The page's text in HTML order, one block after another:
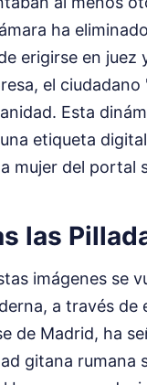
ha
erigirse en juez
el
Esta
etiqueta
mujer del portal
las
imágenes se
a través
de Madrid, ha
gitana